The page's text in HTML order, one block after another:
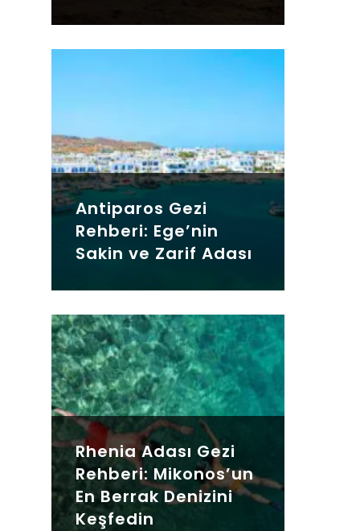
Antiparos Gezi
Rehberi: Ege’nin
Sakin ve Zarif Adası
Rhenia Adası Gezi
Rehberi: Mikonos’un
En Berrak Denizini
Keşfedin